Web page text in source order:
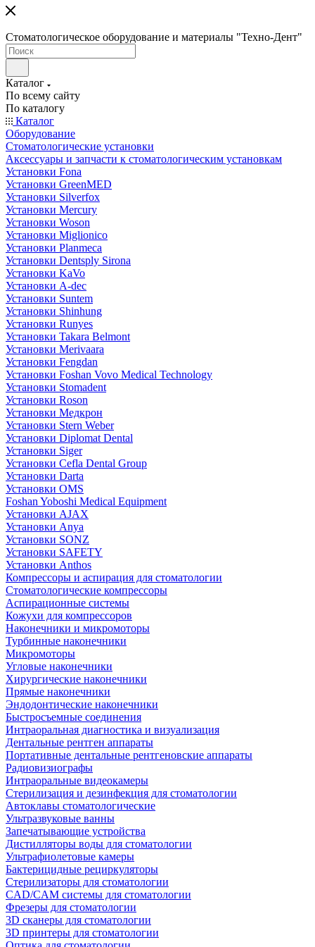
Стоматологическое оборудование и материалы "Техно-Дент"
Каталог
По всему сайту
По каталогу
Каталог
Оборудование
Стоматологические установки
Аксессуары и запчасти к стоматологическим установкам
Установки Fona
Установки GreenMED
Установки Silverfox
Установки Mercury
Установки Woson
Установки Miglionico
Установки Planmeca
Установки Dentsply Sirona
Установки KaVo
Установки A-dec
Установки Suntem
Установки Shinhung
Установки Runyes
Установки Takara Belmont
Установки Merivaara
Установки Fengdan
Установки Foshan Vovo Medical Technology
Установки Stomadent
Установки Roson
Установки Медкрон
Установки Stern Weber
Установки Diplomat Dental
Установки Siger
Установки Cefla Dental Group
Установки Darta
Установки OMS
Foshan Yoboshi Medical Equipment
Установки AJAX
Установки Anya
Установки SONZ
Установки SAFETY
Установки Anthos
Компрессоры и аспирация для стоматологии
Стоматологические компрессоры
Аспирационные системы
Кожухи для компрессоров
Наконечники и микромоторы
Турбинные наконечники
Микромоторы
Угловые наконечники
Хирургические наконечники
Прямые наконечники
Эндодонтические наконечники
Быстросъемные соединения
Интраоральная диагностика и визуализация
Дентальные рентген аппараты
Портативные дентальные рентгеновские аппараты
Радиовизиографы
Интраоральные видеокамеры
Стерилизация и дезинфекция для стоматологии
Автоклавы стоматологические
Ультразвуковые ванны
Запечатывающие устройства
Дистилляторы воды для стоматологии
Ультрафиолетовые камеры
Бактерицидные рециркуляторы
Стерилизаторы для стоматологии
CAD/CAM системы для стоматологии
Фрезеры для стоматологии
3D cканеры для стоматологии
3D принтеры для стоматологии